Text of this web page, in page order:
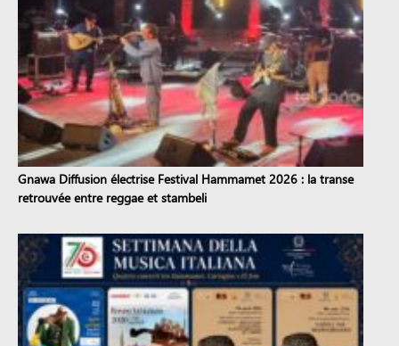
Gnawa Diffusion électrise Festival Hammamet 2026 : la transe
retrouvée entre reggae et stambeli